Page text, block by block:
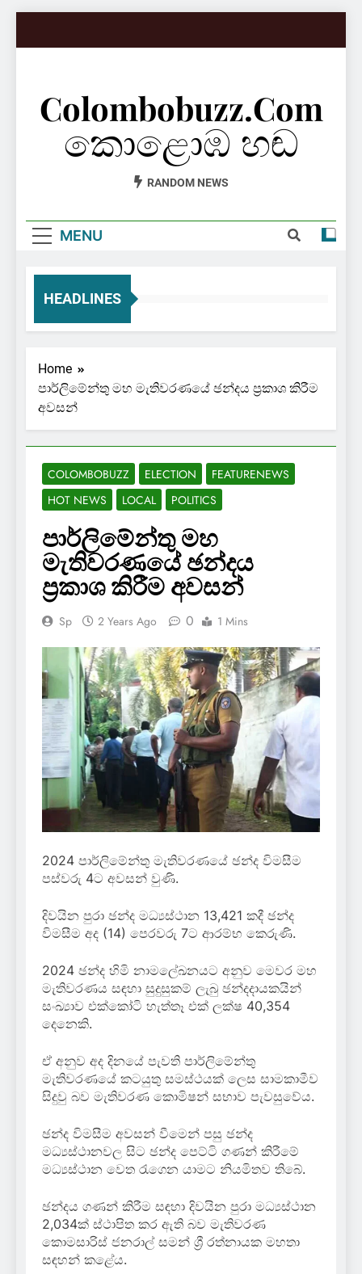
Colombobuzz.com
කොළොඹ හඬ
RANDOM NEWS
MENU
HEADLINES
Home
පාර්ලිමේන්තු මහ මැතිවරණයේ ඡන්දය ප්‍රකාශ කිරීම
අවසන්
COLOMBOBUZZ ELECTION
FEATURENEWS
HOT NEWS
LOCAL POLITICS
පාර්ලිමේන්තු මහ
මැතිවරණයේ ඡන්දය
ප්‍රකාශ කිරීම අවසන්
Sp 2 Years Ago 0 1 Mins
2024 පාර්ලිමේන්තු මැතිවරණයේ ඡන්ද විමසීම
පස්වරු 4ට අවසන් වුණි.
දිවයින පුරා ඡන්ද මධ්‍යස්ථාන 13,421 කදී ඡන්ද
විමසීම අද (14) පෙරවරු 7ට ආරම්භ කෙරුණි.
2024 ඡන්ද හිමි නාමලේඛනයට අනුව මෙවර මහ
මැතිවරණය සඳහා සුදුසුකම් ලැබු ඡන්දදායකයින්
සංඛ්‍යාව එක්කෝටි හැත්තෑ එක් ලක්ෂ 40,354
දෙනෙකි.
ඒ අනුව අද දිනයේ පැවති පාර්ලිමේන්තු
මැතිවරණයේ කටයුතු සමස්ථයක් ලෙස සාමකාමීව
සිදුවු බව මැතිවරණ කොමිෂන් සභාව පැවසුවේය.
ඡන්ද විමසීම අවසන් වීමෙන් පසු ඡන්ද
මධ්‍යස්ථානවල සිට ඡන්ද පෙට්ටි ගණන් කිරීමේ
මධ්‍යස්ථාන වෙත රැගෙන යාමට නියමිතව තිබේ.
ඡන්දය ගණන් කිරීම සඳහා දිවයින පුරා මධ්‍යස්ථාන
2,034ක් ස්ථාපිත කර ඇති බව මැතිවරණ
කොමසාරිස් ජනරාල් සමන් ශ්‍රී රත්නායක මහතා
සඳහන් කළේය.